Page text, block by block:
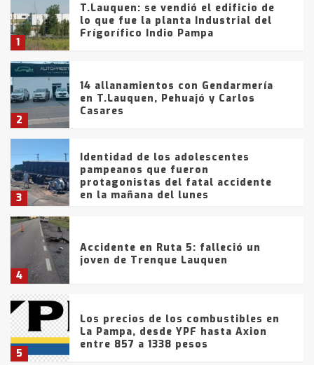
1
T.Lauquen: se vendió el edificio de
lo que fue la planta Industrial del
Frígorífico Indio Pampa
2
14 allanamientos con Gendarmería
en T.Lauquen, Pehuajó y Carlos
Casares
3
Identidad de los adolescentes
pampeanos que fueron
protagonistas del fatal accidente
en la mañana del lunes
4
Accidente en Ruta 5: falleció un
joven de Trenque Lauquen
5
Los precios de los combustibles en
La Pampa, desde YPF hasta Axion
entre 857 a 1338 pesos